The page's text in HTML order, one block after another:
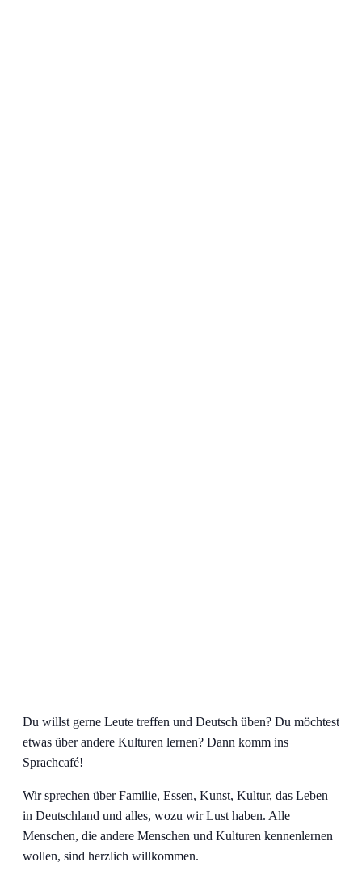
Du willst gerne Leute treffen und Deutsch üben? Du möchtest
etwas über andere Kulturen lernen? Dann komm ins
Sprachcafé!
Wir sprechen über Familie, Essen, Kunst, Kultur, das Leben
in Deutschland und alles, wozu wir Lust haben. Alle
Menschen, die andere Menschen und Kulturen kennenlernen
wollen, sind herzlich willkommen.